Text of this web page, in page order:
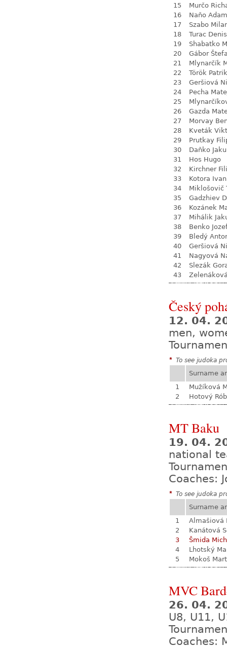
15
Murčo
16
Naňo Adam
17
Szabo
18
Turac Denis
19
Shabatko
20
Gábor
21
Mlynarčík
22
Török Patrik
23
Geršiová
24
Pecha
25
26
Gazda
27
Morvay
28
Kveták
29
Prutkay
30
Daňko
31
Hos Hugo
32
Kirchner
33
Kotora Ivan
34
Miklošovič
35
Gadzhiev
36
Kozánek
37
Mihálik
38
Benko
39
Bledý
40
Geršiová
41
Nagyová
42
Slezák
43
Český
12. 04.
men,
* To see judoka
Surname
1
Mužíková
2
Hotový
MT Baku
19. 04.
national
Coaches:
* To see judoka
Surname
1
Almašiová
2
Kanátová
3
Šmida
4
Lhotský
5
Mokoš
MVC
26. 04.
U8, U11,
Coaches: